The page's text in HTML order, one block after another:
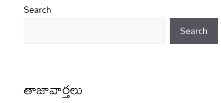
Search
Search
తాజావార్తలు